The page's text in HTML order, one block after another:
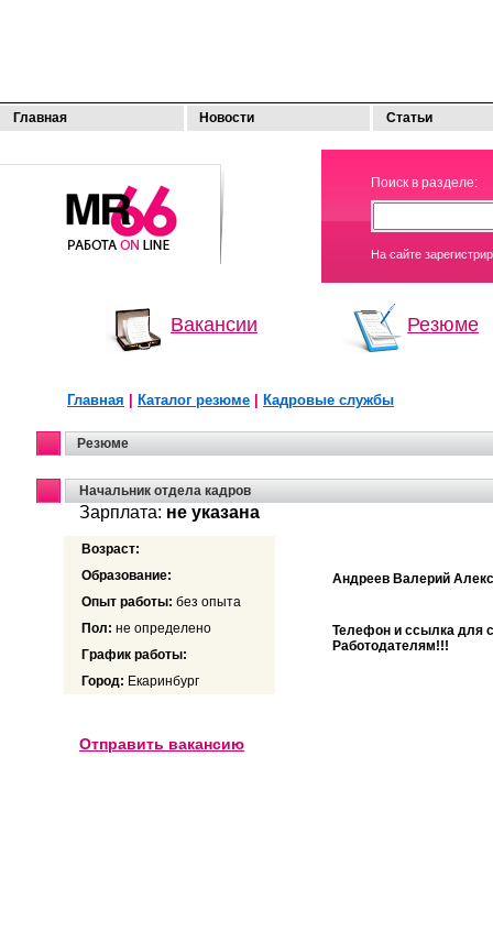
Главная Новости Статьи
МОЯ
РАБОТА
Поиск в разделе:
На сайте
Вакансии Резюме
Главная Каталог резюме Кадровые службы
Резюме
Начальник отдела кадров
Зарплата: не указана
Возраст:
Образование:
Опыт работы: без опыта
Пол: не определено
График работы:
Город: Екаринбург
Андреев Валерий
Телефон и ссылка для
Работодателям!!!
Отправить вакансию